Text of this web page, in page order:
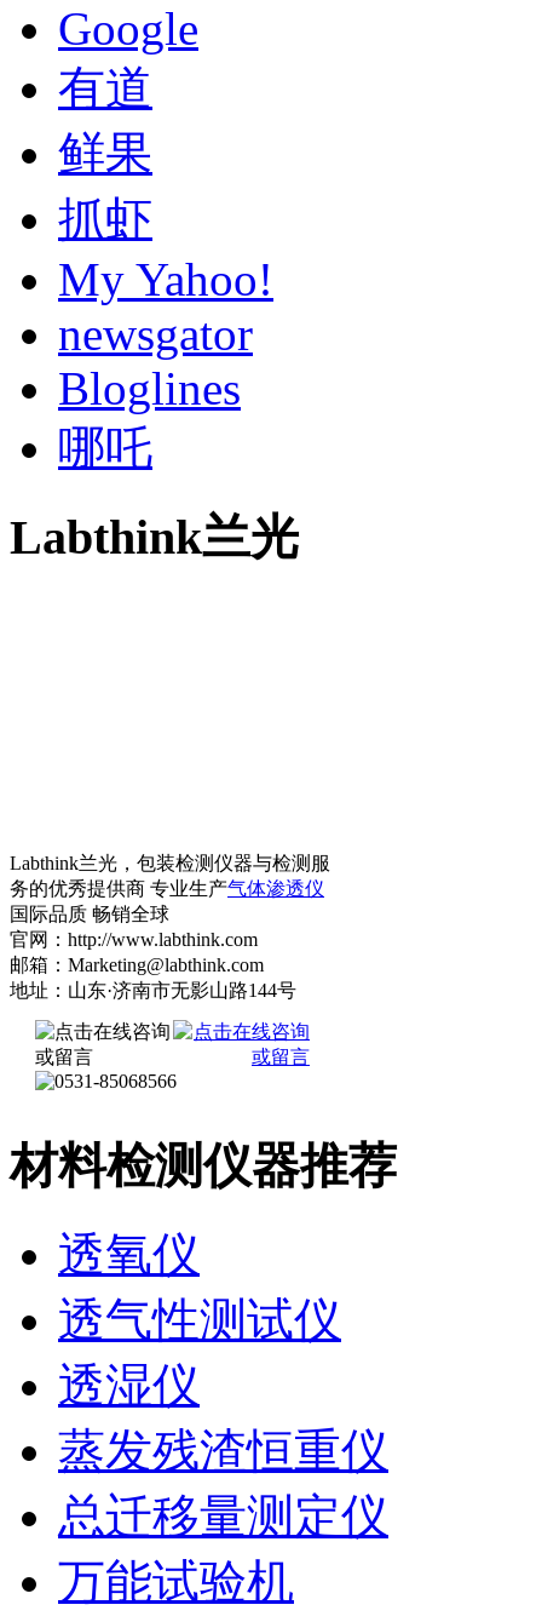
Google
有道
鲜果
抓虾
My Yahoo!
newsgator
Bloglines
哪吒
Labthink兰光
Labthink兰光，包装检测仪器与检测服
务的优秀提供商 专业生产气体渗透仪
国际品质 畅销全球
官网：http://www.labthink.com
邮箱：Marketing@labthink.com
地址：山东·济南市无影山路144号
材料检测仪器推荐
透氧仪
透气性测试仪
透湿仪
蒸发残渣恒重仪
总迁移量测定仪
万能试验机